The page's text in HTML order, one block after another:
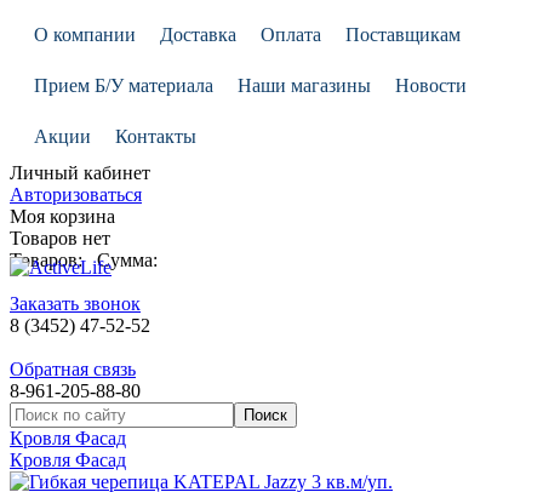
О компании Доставка Оплата Поставщикам
Прием Б/У материала Наши магазины Новости
Акции
Контакты
Личный кабинет
Авторизоваться
Моя корзина
Товаров нет
Товаров: Сумма:
Заказать звонок
8 (3452) 47-52-52
Обратная связь
8-961-205-88-80
Кровля Фасад
Кровля Фасад